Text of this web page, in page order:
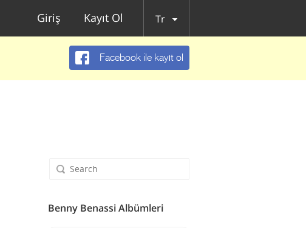
Giriş Kayıt Ol Tr
Facebook ile kayıt ol
Benny Benassi Albümleri